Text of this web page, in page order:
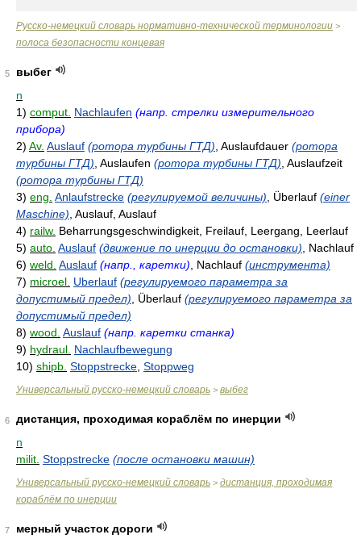
Русско-немецкий словарь нормативно-технической терминологии >
полоса безопасности концевая
5
выбег
n
1) comput. Nachlaufen (напр. стрелки измерительного
прибора)
2) Av. Auslauf (ротора турбины ГТД) , Auslaufdauer (ротора
турбины ГТД) , Auslaufen (ротора турбины ГТД) , Auslaufzeit
(ротора турбины ГТД)
3) eng. Anlaufstrecke (регулируемой величины) , Überlauf (einer
Maschine) , Auslauf, Auslauf
4) railw. Beharrungsgeschwindigkeit, Freilauf, Leergang, Leerlauf
5) auto. Auslauf (движение по инерции до остановки) , Nachlauf
6) weld. Auslauf (напр., каретки) , Nachlauf (инструмента)
7) microel. Uberlauf (регулируемого параметра за
допустимый предел) , Überlauf (регулируемого параметра за
допустимый предел)
8) wood. Auslauf (напр. каретки станка)
9) hydraul. Nachlaufbewegung
10) shipb. Stoppstrecke Stoppweg
Универсальный русско-немецкий словарь > выбег
6
дистанция, проходимая кораблём по инерции
n
milit. Stoppstrecke (после остановки машин)
Универсальный русско-немецкий словарь > дистанция, проходимая
кораблём по инерции
7 мерный участок дороги